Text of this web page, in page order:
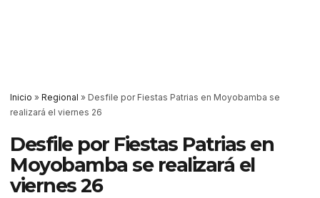
Inicio » Regional » Desfile por Fiestas Patrias en Moyobamba se
realizará el viernes 26
Desfile por Fiestas Patrias en
Moyobamba se realizará el
viernes 26